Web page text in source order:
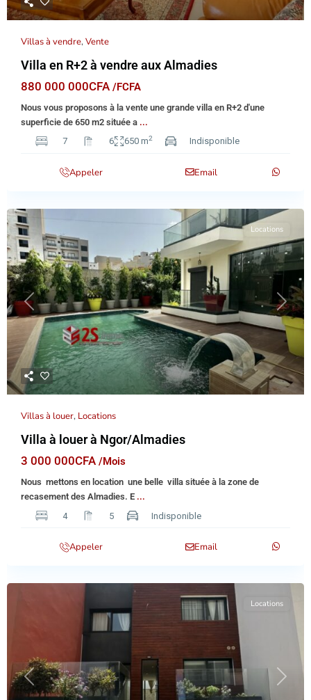
Villas à vendre,Vente
Villa en R+2 à vendre aux Almadies
880 000 000CFA /FCFA
Nous vous proposons à la vente une grande villa en R+2 d'une
superficie de 650 m2 située a ...
7
6 650 m2 Indisponible
Appeler Email
Previous Next
Locations
Villas à louer, Locations
Villa à louer à Ngor/Almadies
3 000 000CFA /Mois
Nous mettons en location une belle villa située à la zone de
recasement des Almadies. E ...
4
5 Indisponible
Appeler Email
Previous Next
Locations